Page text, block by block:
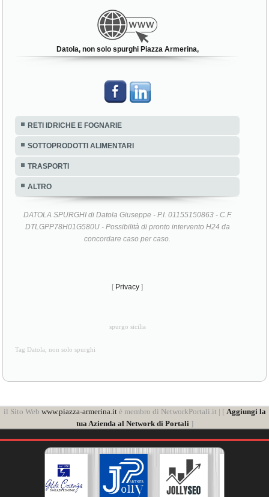
Datola, non solo spurghi Piazza Armerina,
RETI IDRICHE E FOGNARIE
SOTTOPRODOTTI ALIMENTARI
TRASPORTI
ALTRO
DATOLA SPURGHI di Datola Giuseppe - P.I. 01155150863 - C.F.
DTLGPP78H01G580U - Possibilità di pronto intervento H24 da
concordare caso per caso.
[ Privacy ]
spurgo sicilia
Tag Datola, non solo spurghi
il Sito Web www.piazza-armerina.itè membro di NetworkPortali.it | [ Aggiungi la
tua Azienda al Network di Portali ]